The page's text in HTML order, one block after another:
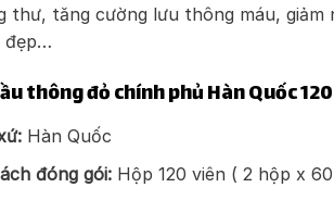
thư, tăng cường lưu thông máu,
đẹp…
thông đỏ chính phủ Hàn Quốc
Hàn Quốc
đóng gói:Hộp 120 viên ( 2 hộp x